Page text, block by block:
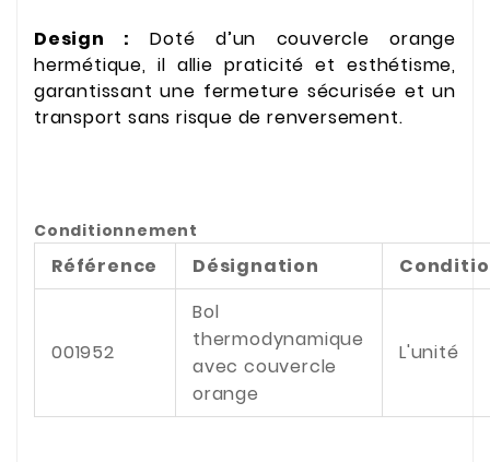
Design : Doté d’un couvercle orange
hermétique, il allie praticité et esthétisme,
garantissant une fermeture sécurisée et un
transport sans risque de renversement.
Conditionnement
Référence Désignation
001952
Bol
thermodynamique
avec couvercle
orange
L'unité